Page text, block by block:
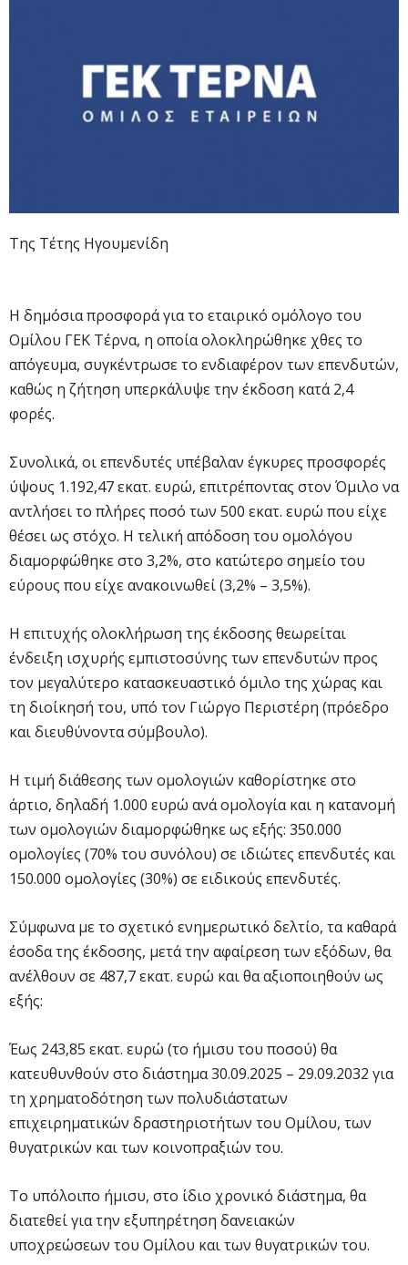
Της Τέτης Ηγουμενίδη
Η δημόσια προσφορά για το εταιρικό ομόλογο του
Ομίλου ΓΕΚ Τέρνα, η οποία ολοκληρώθηκε χθες το
απόγευμα, συγκέντρωσε το ενδιαφέρον των επενδυτών,
καθώς η ζήτηση υπερκάλυψε την έκδοση κατά 2,4
φορές.
Συνολικά, οι επενδυτές υπέβαλαν έγκυρες προσφορές
ύψους 1.192,47 εκατ. ευρώ, επιτρέποντας στον Όμιλο να
αντλήσει το πλήρες ποσό των 500 εκατ. ευρώ που είχε
θέσει ως στόχο. Η τελική απόδοση του ομολόγου
διαμορφώθηκε στο 3,2%, στο κατώτερο σημείο του
εύρους που είχε ανακοινωθεί (3,2% – 3,5%).
Η επιτυχής ολοκλήρωση της έκδοσης θεωρείται
ένδειξη ισχυρής εμπιστοσύνης των επενδυτών προς
τον μεγαλύτερο κατασκευαστικό όμιλο της χώρας και
τη διοίκησή του, υπό τον Γιώργο Περιστέρη (πρόεδρο
και διευθύνοντα σύμβουλο).
Η τιμή διάθεσης των ομολογιών καθορίστηκε στο
άρτιο, δηλαδή 1.000 ευρώ ανά ομολογία και η κατανομή
των ομολογιών διαμορφώθηκε ως εξής: 350.000
ομολογίες (70% του συνόλου) σε ιδιώτες επενδυτές και
150.000 ομολογίες (30%) σε ειδικούς επενδυτές.
Σύμφωνα με το σχετικό ενημερωτικό δελτίο, τα καθαρά
έσοδα της έκδοσης, μετά την αφαίρεση των εξόδων, θα
ανέλθουν σε 487,7 εκατ. ευρώ και θα αξιοποιηθούν ως
εξής:
Έως 243,85 εκατ. ευρώ (το ήμισυ του ποσού) θα
κατευθυνθούν στο διάστημα 30.09.2025 – 29.09.2032 για
τη χρηματοδότηση των πολυδιάστατων
επιχειρηματικών δραστηριοτήτων του Ομίλου, των
θυγατρικών και των κοινοπραξιών του.
Το υπόλοιπο ήμισυ, στο ίδιο χρονικό διάστημα, θα
διατεθεί για την εξυπηρέτηση δανειακών
υποχρεώσεων του Ομίλου και των θυγατρικών του.